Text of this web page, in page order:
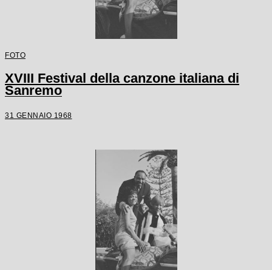
FOTO
XVIII Festival della canzone italiana di
Sanremo
31 GENNAIO 1968